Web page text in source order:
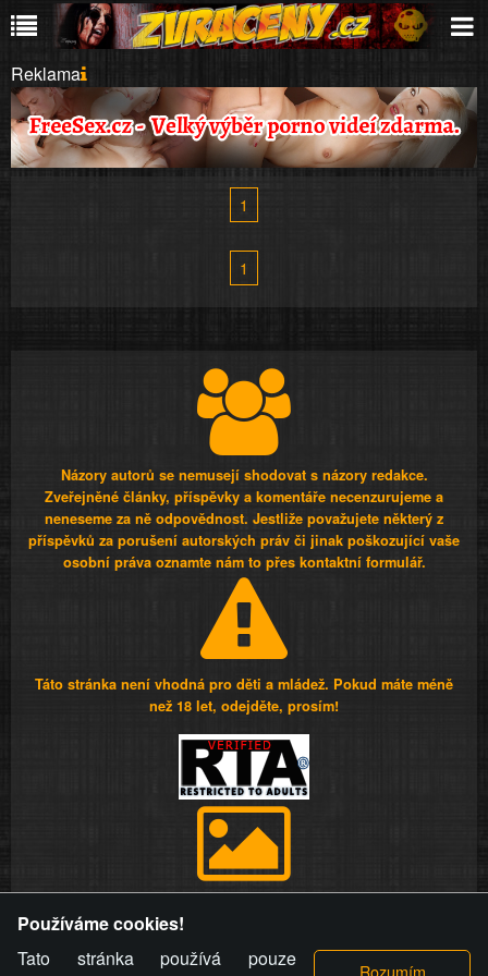
Reklama
1
1
Názory autorů se nemusejí shodovat s názory redakce.
Zveřejněné články, příspěvky a komentáře necenzurujeme a
neneseme za ně odpovědnost. Jestliže považujete některý z
příspěvků za porušení autorských práv či jinak poškozující vaše
osobní práva oznamte nám to přes kontaktní formulář.
Táto stránka není vhodná pro děti a mládež. Pokud máte méně
než 18 let, odejděte, prosím!
videa a komentáře. Osoba, které se toto opatření provozovatele
stránky týče, ani osoba, která umístila fotografii nebo video na
stránku, nemůže z důvodu odstranění fotografie, videa nebo
Používáme cookies!
Tato stránka používá pouze